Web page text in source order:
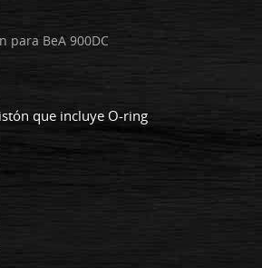
para BeA 900DC
que incluye O-ring